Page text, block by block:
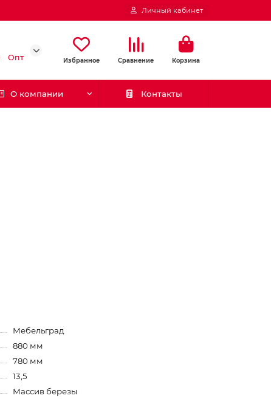
Личный кабинет
Опт Избранное Сравнение Корзина
О компании Контакты
Мебельград
880 мм
780 мм
13,5
Массив березы